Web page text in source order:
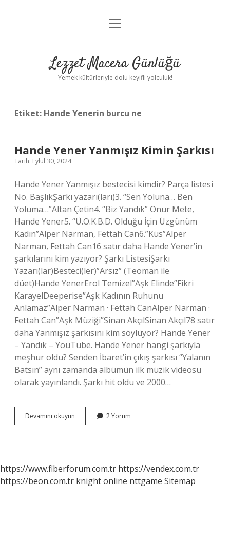
Anasayfa
Yasal Uyarı
menüyü
Lezzet Macera Günlüğü
Yemek kültürleriyle dolu keyifli yolculuk!
Etiket: Hande Yenerin burcu ne
Hande Yener Yanmışız Kimin Şarkısı
Tarih: Eylül 30, 2024
Hande Yener Yanmışız bestecisi kimdir? Parça listesi
No. BaşlıkŞarkı yazarı(ları)3. “Sen Yoluna… Ben
Yoluma…”Altan Çetin4. “Biz Yandık” Onur Mete,
Hande Yener5. “Ü.O.K.B.D. Olduğu İçin Üzgünüm
Kadın”Alper Narman, Fettah Can6.”Küs”Alper
Narman, Fettah Can16 satır daha Hande Yener’in
şarkılarını kim yazıyor? Şarkı ListesiŞarkı
Yazarı(lar)Besteci(ler)”Arsız” (Teoman ile
düet)Hande YenerErol Temizel”Aşk Elinde”Fikri
KarayelDeeperise”Aşk Kadının Ruhunu
Anlamaz”Alper Narman · Fettah CanAlper Narman ·
Fettah Can”Aşk Müziği”Sinan AkçılSinan Akçıl78 satır
daha Yanmışız şarkısını kim söylüyor? Hande Yener
– Yandık – YouTube. Hande Yener hangi şarkıyla
meşhur oldu? Senden İbaret’in çıkış şarkısı “Yalanın
Batsın” aynı zamanda albümün ilk müzik videosu
olarak yayınlandı. Şarkı hit oldu ve 2000…
Devamını okuyun
Yener
2 Yorum
https://www.fiberforum.com.tr https://vendex.com.tr
https://beon.com.tr knight online nttgame Sitemap